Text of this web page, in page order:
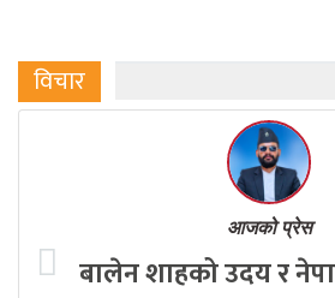
विचार
आजको प्रेस
बालेन शाहको उदय र